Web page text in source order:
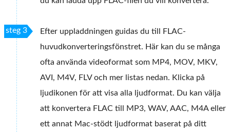
steg 3
Efter uppladdningen guidas du till FLAC-
huvudkonverteringsfönstret. Här kan du se många
ofta använda videoformat som MP4, MOV, MKV,
AVI, M4V, FLV och mer listas nedan. Klicka på
ljudikonen för att visa alla ljudformat. Du kan välja
att konvertera FLAC till MP3, WAV, AAC, M4A eller
ett annat Mac-stödt ljudformat baserat på ditt